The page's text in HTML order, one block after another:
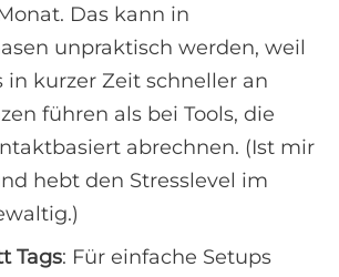
Das kann in
unpraktisch werden, weil
in kurzer Zeit schneller an
führen als bei Tools, die
abrechnen. (Ist mir
hebt den Stresslevel im
Tags: Für einfache Setups